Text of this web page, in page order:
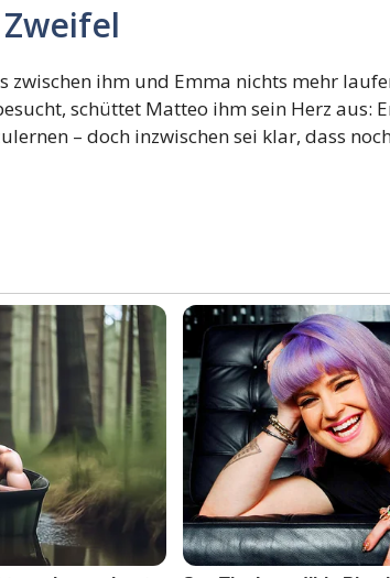
ihm und Emma nichts mehr
schüttet Matteo ihm sein Herz aus:
– doch inzwischen sei klar, dass